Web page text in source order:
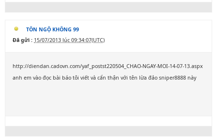
TÔN NGỘ KHÔNG 99
Đã gửi : 15/07/2013 lúc 09:34:07(UTC)
http://diendan.cadovn.com/yaf_postst220504_CHAO-NGAY-MOI-14-07-13.aspx
anh em vào đọc bài báo tôi viết và cẩn thận với tên lừa đảo sniper8888 này